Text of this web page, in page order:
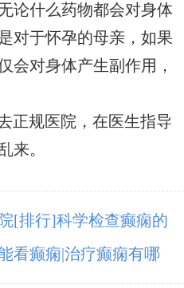
论什么药物都会对身体
对于怀孕的母亲，如果
会对身体产生副作用，
正规医院，在医生指导
来。
[排行]科学检查癫痫的
看癫痫|治疗癫痫有哪